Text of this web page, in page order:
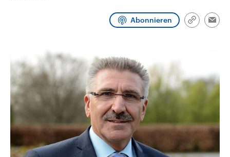
Abonnieren
Link